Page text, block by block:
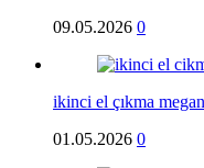
09.05.2026 0
ikinci el çıkma
01.05.2026 0